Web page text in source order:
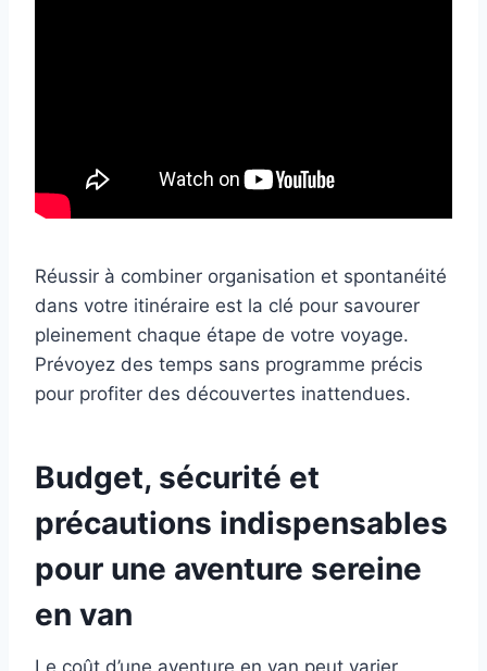
Réussir à combiner organisation et spontanéité
dans votre itinéraire est la clé pour savourer
pleinement chaque étape de votre voyage.
Prévoyez des temps sans programme précis
pour profiter des découvertes inattendues.
Budget, sécurité et
précautions indispensables
pour une aventure sereine
en van